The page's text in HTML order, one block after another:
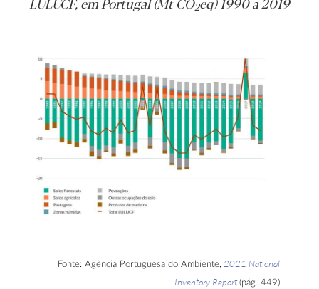
LULUCF, em Portugal (Mt CO2eq) 1990 a 2019
Fonte: Agência Portuguesa do Ambiente, 2021 National
Inventory Report (pág. 449)